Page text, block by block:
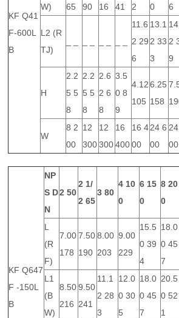
KF Q41
F-600L
B
W)
65
90
16
41
2
0
6
L2 (R
TJ)
11.6
2 29
6
13.1
2 33
3
2
9
H
2.2
5 5
8
2.2
5 5
8
2.6
2 6
8
3.5
0 8
9
4.12
105
6.25
158
W
8 2
00
12
300
12
300
16
400
16 4
00
24 6
00
00
KF Q647
F -150L
B
NP
S D
N
2 50
2 1/
2 65
3 80
4 10
0
6 15
0
8 20
0
L
(R
F)
7.00
178
7.50
190
8.00
203
9.00
229
15.5
0 39
4
18.0
0 45
7
L1
(B
W)
8.50
216
9.50
241
11.1
2 28
3
12.0
0 30
5
18.0
0 45
7
20.5
0 52
1